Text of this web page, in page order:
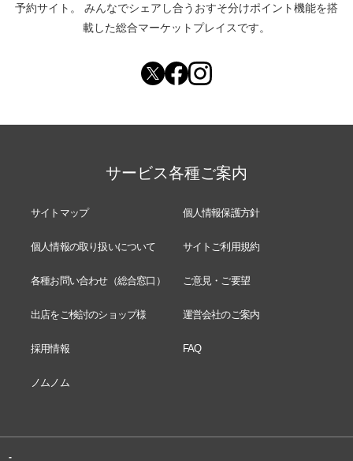
予約サイト。
みんなでシェアし合う おすそ分けポイント機能を搭
載した総合マーケットプレイスです。
サービス各種ご案内
サイトマップ 個人情報保護方針
個人情報の取り扱いについて サイトご利用規約
各種お問い合わせ（総合窓口） ご意見・ご要望
出店をご検討のショップ様 運営会社のご案内
採用情報 FAQ
ノムノム
-